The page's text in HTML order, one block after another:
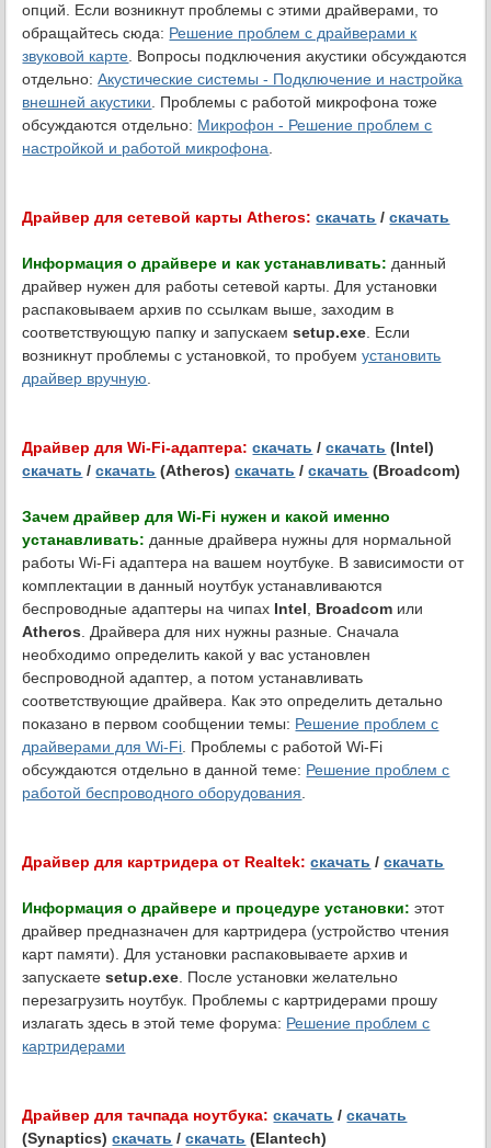
опций. Если возникнут проблемы с этими драйверами, то
обращайтесь сюда: Решение проблем с драйверами к
звуковой карте . Вопросы подключения акустики обсуждаются
отдельно:Акустические системы - Подключение и настройка
внешней акустики . Проблемы с работой микрофона тоже
обсуждаются отдельно: Микрофон - Решение проблем с
настройкой и работой микрофона
Драйвер для сетевой карты Atheros: скачать /скачать
Информация о драйвере и как устанавливать: данный
драйвер нужен для работы сетевой карты. Для установки
распаковываем архив по ссылкам выше, заходим в
соответствующую папку и запускаемsetup.exe . Если
возникнут проблемы с установкой, то пробуемустановить
драйвер вручную
Драйвер для Wi-Fi-адаптера: скачать /скачать (Intel)
скачать /скачать (Atheros)скачать /скачать (Broadcom)
Зачем драйвер для Wi-Fi нужен и какой именно
устанавливать: данные драйвера нужны для нормальной
работы Wi-Fi адаптера на вашем ноутбуке. В зависимости от
комплектации в данный ноутбук устанавливаются
беспроводные адаптеры на чипах Intel Broadcom или
Atheros . Драйвера для них нужны разные. Сначала
необходимо определить какой у вас установлен
беспроводной адаптер, а потом устанавливать
соответствующие драйвера. Как это определить детально
показано в первом сообщении темы: Решение проблем с
драйверами для Wi-Fi . Проблемы с работой Wi-Fi
обсуждаются отдельно в данной теме: Решение проблем с
работой беспроводного оборудования
Драйвер для картридера от Realtek: скачать /скачать
Информация о драйвере и процедуре установки: этот
драйвер предназначен для картридера (устройство чтения
карт памяти). Для установки распаковываете архив и
запускаетеsetup.exe . После установки желательно
перезагрузить ноутбук. Проблемы с картридерами прошу
излагать здесь в этой теме форума: Решение проблем с
картридерами
Драйвер для тачпада ноутбука: скачать /скачать
(Synaptics)скачать /скачать (Elantech)